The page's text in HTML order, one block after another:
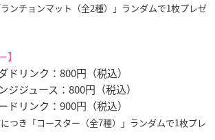
ンチョンマット（全2種）」ランダムで1枚プレゼ
ドリンク：800円（税込）
ジジュース：800円（税込）
ドリンク：900円（税込）
つき「コースター（全7種）」ランダムで1枚プレ